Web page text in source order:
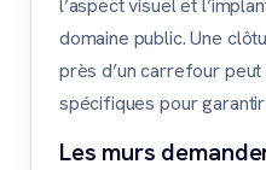
l’aspect visuel et
domaine public. Une
près d’un carrefour
spécifiques pour
Les murs